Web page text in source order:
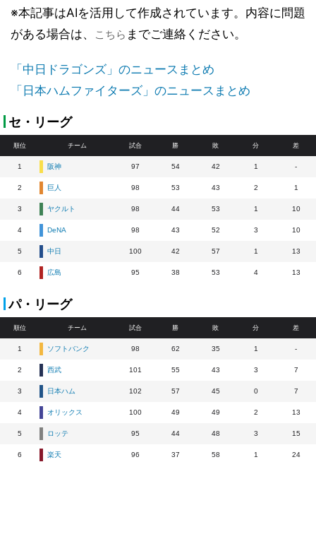
※本記事はAIを活用して作成されています。内容に問題
がある場合は、
こちら までご連絡ください。
「中日ドラゴンズ」のニュースまとめ
「日本ハムファイターズ」のニュースまとめ
セ・リーグ
順位 チーム 試合 勝 敗 分 差
1 阪神 97 54 42 1 -
2 巨人 98 53 43 2 1
3 ヤクルト 98 44 53 1 10
4 DeNA 98 43 52 3 10
5 中日 100 42 57 1 13
6 広島 95 38 53 4 13
パ・リーグ
順位 チーム 試合 勝 敗 分 差
1 ソフトバンク 98 62 35 1 -
2 西武 101 55 43 3 7
3 日本ハム 102 57 45 0 7
4 オリックス 100 49 49 2 13
5 ロッテ 95 44 48 3 15
6 楽天 96 37 58 1 24